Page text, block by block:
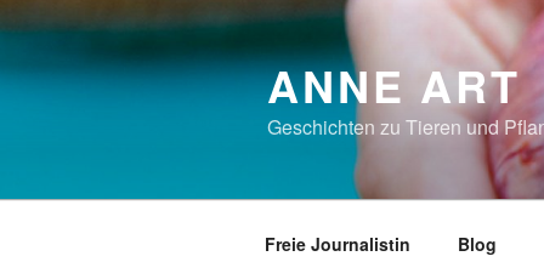
Zum
Inhalt
springen
ANNE ART
Geschichten zu Tieren und
Freie Journalistin Blog